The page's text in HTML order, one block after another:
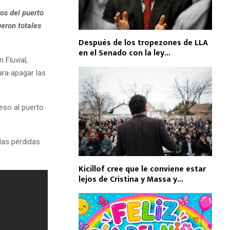
del puerto
totales
Fluvial,
apagar las
al puerto
pérdidas
Después de los tropezones de LLA
en el Senado con la ley...
Kicillof cree que le conviene estar
lejos de Cristina y Massa y...